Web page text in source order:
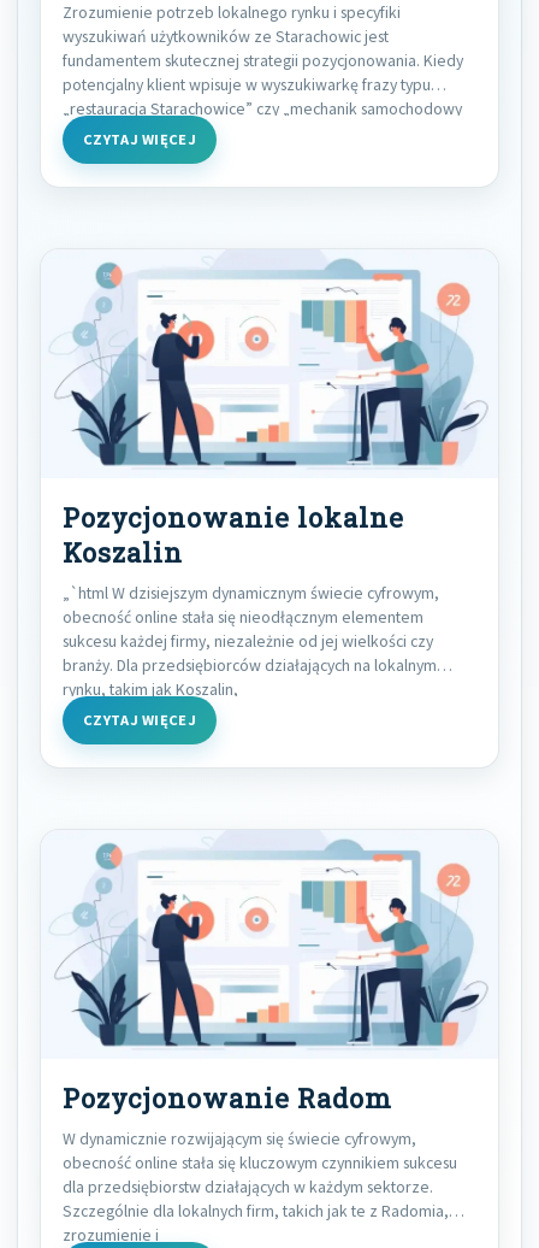
Zrozumienie potrzeb lokalnego rynku i specyfiki
wyszukiwań użytkowników ze Starachowic jest
fundamentem skutecznej strategii pozycjonowania. Kiedy
potencjalny klient wpisuje w wyszukiwarkę frazy typu
„restauracja Starachowice” czy „mechanik samochodowy
Starachowice”, zależy
CZYTAJ WIĘCEJ
Pozycjonowanie lokalne
Koszalin
„`html W dzisiejszym dynamicznym świecie cyfrowym,
obecność online stała się nieodłącznym elementem
sukcesu każdej firmy, niezależnie od jej wielkości czy
branży. Dla przedsiębiorców działających na lokalnym
rynku, takim jak Koszalin,
CZYTAJ WIĘCEJ
Pozycjonowanie Radom
W dynamicznie rozwijającym się świecie cyfrowym,
obecność online stała się kluczowym czynnikiem sukcesu
dla przedsiębiorstw działających w każdym sektorze.
Szczególnie dla lokalnych firm, takich jak te z Radomia,
zrozumienie i